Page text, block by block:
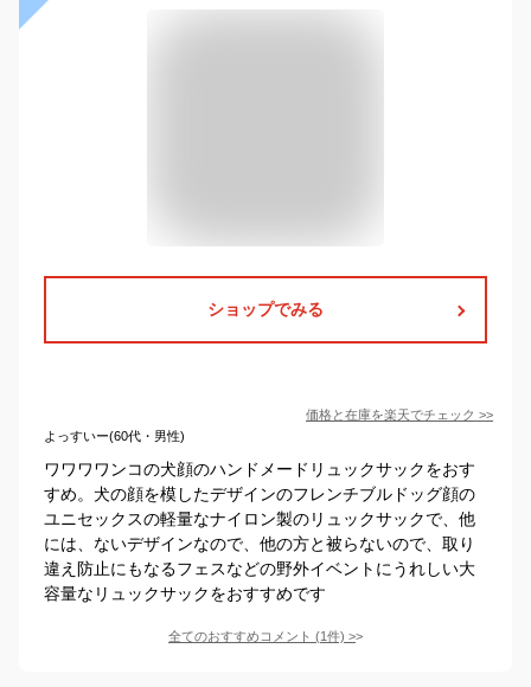
ショップでみる
価格と在庫を楽天でチェック >>
よっすいー(60代・男性)
ワワワワンコの犬顔のハンドメードリュックサックをおす
すめ。犬の顔を模したデザインのフレンチブルドッグ顔の
ユニセックスの軽量なナイロン製のリュックサックで、他
には、ないデザインなので、他の方と被らないので、取り
違え防止にもなるフェスなどの野外イベントにうれしい大
容量なリュックサックをおすすめです
全てのおすすめコメント (1件) >